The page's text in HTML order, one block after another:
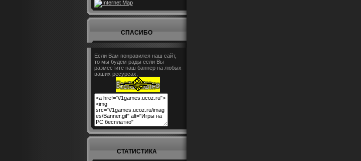
СПАСИБО
Если Вам понравился наш сайт,
то мы будем рады если Вы
разместите наш баннер на любых
ваших ресурсах.
СТАТИСТИКА